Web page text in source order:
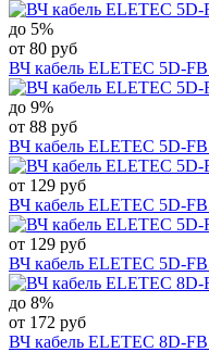
до 5%
от 80 руб
ВЧ кабель ELETEC 5D-
до 9%
от 88 руб
ВЧ кабель ELETEC 5D-
от 129 руб
ВЧ кабель ELETEC 5D-
от 129 руб
ВЧ кабель ELETEC 5D-
до 8%
от 172 руб
ВЧ кабель ELETEC 8D-